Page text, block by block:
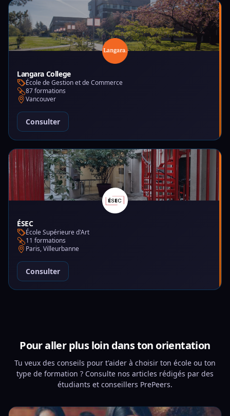
Langara College
École de Gestion et de Commerce
87 formations
Vancouver
Consulter
ÉSEC
École Supérieure d'Art
11 formations
Paris, Villeurbanne
Consulter
Pour aller plus loin dans ton orientation
Tu veux des conseils pour t'aider à choisir ton école ou ton
type de formation ? Consulte nos articles rédigés par des
étudiants et conseillers PrePeers.